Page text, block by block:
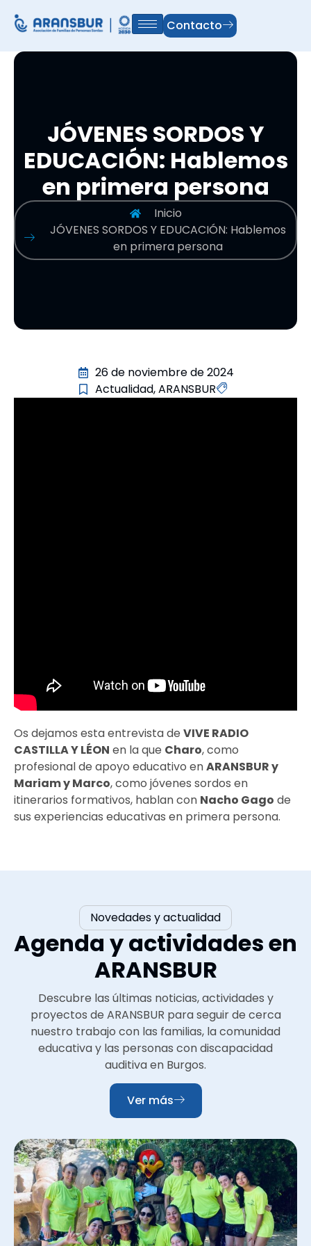
Contacto
JÓVENES SORDOS Y
EDUCACIÓN: Hablemos
en primera persona
Inicio
JÓVENES SORDOS Y EDUCACIÓN: Hablemos
en primera persona
26 de noviembre de 2024
Actualidad,ARANSBUR
Os dejamos esta entrevista de VIVE RADIO
CASTILLA Y LÉON en la que Charo, como
profesional de apoyo educativo enARANSBUR y
Mariam y Marco, como jóvenes sordos en
itinerarios formativos, hablan con Nacho Gago de
sus experiencias educativas en primera persona.
Novedades y actualidad
Agenda y actividades en
ARANSBUR
Descubre las últimas noticias, actividades y
proyectos de ARANSBUR para seguir de cerca
nuestro trabajo con las familias, la comunidad
educativa y las personas con discapacidad
auditiva en Burgos.
Ver más